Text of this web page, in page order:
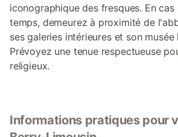
iconographique des fresques. En cas
temps, demeurez à proximité de
ses galeries intérieures et son musée
Prévoyez une tenue respectueuse
religieux.
Informations pratiques pour